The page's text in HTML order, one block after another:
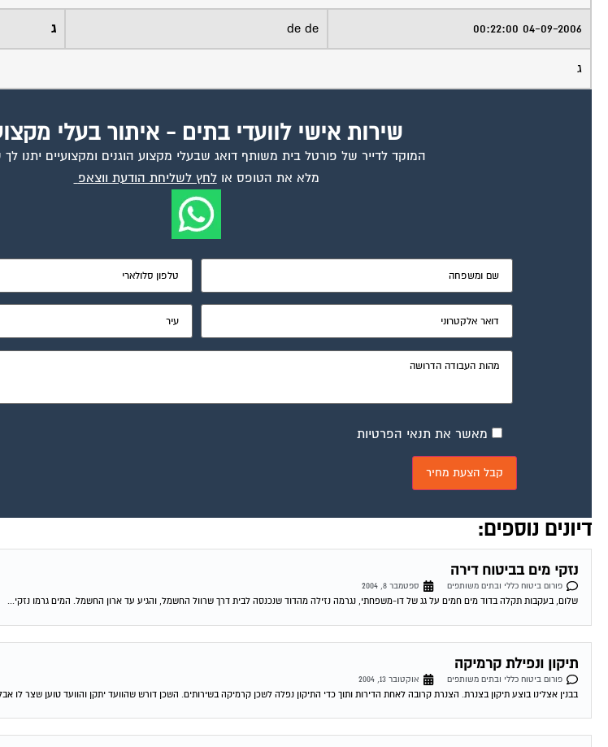
04-09-2006 00:22:00
de de ג
ג
שירות אישי לוועדי בתים - איתור בעלי
המוקד לדייר של פורטל בית משותף דואג שבעלי מקצוע הוגנים ומקצועיים יתנו לך
מלא את הטופס אולחץ לשליחת הודעת ווצאפ
מאשר את תנאי הפרטיות
דיונים נוספים:
נזקי מים בביטוח דירה
פורום ביטוח כללי ובתים משותפים
ספטמבר 8, 2004
שלום, בעקבות תקלה בדוד מים חמים על גג של דו-משפחתי, נגרמה נזילה מהדוד שנכנסה לבית דרך שרוול החשמל, והגיע עד ארון החשמל. המים גרמו נזקי...
תיקון ונפילת קרמיקה
פורום ביטוח כללי ובתים משותפים
אוקטובר 13, 2004
בבנין אצלינו בוצע תיקון בצנרת. הצנרת קרובה לאחת הדירות ותוך כדי התיקון נפלה לשכן קרמיקה בשירותים. השכן דורש שהוועד יתקן והוועד טוען שצר לו